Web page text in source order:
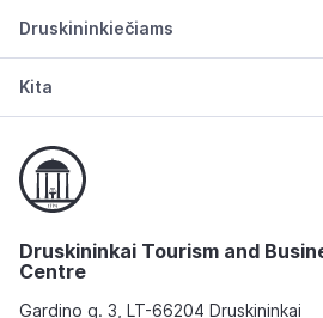
Druskininkiečiams
Kita
Druskininkai Tourism and
Centre
Gardino g. 3, LT-66204 Druskininkai